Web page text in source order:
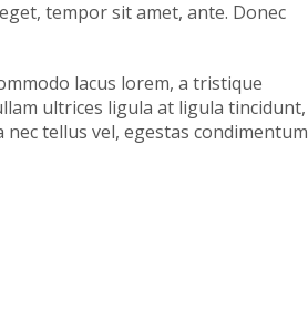
tempor sit amet, ante. Donec
lacus lorem, a tristique
ultrices ligula at ligula tincidunt,
tellus vel, egestas condimentum